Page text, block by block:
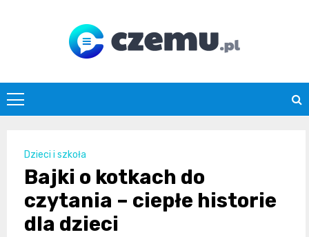
czemu.pl
Dzieci i szkoła
Bajki o kotkach do
czytania – ciepłe historie
dla dzieci